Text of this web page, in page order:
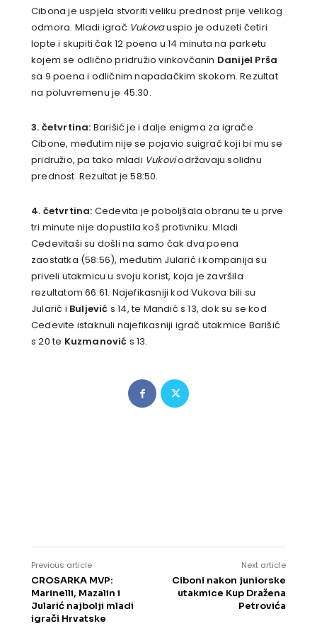
Cibona je uspjela stvoriti veliku prednost prije velikog
odmora. Mladi igrač Vukovauspio je oduzeti četiri
lopte i skupiti čak 12 poena u 14 minuta na parketu
kojem se odlično pridružio vinkovčanin Danijel Prša
sa 9 poena i odličnim napadačkim skokom. Rezultat
na poluvremenu je 45:30.
3. četvrtina: Barišić je i dalje enigma za igrače
Cibone, međutim nije se pojavio suigrač koji bi mu se
pridružio, pa tako mladi Vukoviodržavaju solidnu
prednost. Rezultat je 58:50.
4. četvrtina: Cedevita je poboljšala obranu te u prve
tri minute nije dopustila koš protivniku. Mladi
Cedevitaši su došli na samo čak dva poena
zaostatka (58:56), međutim Jularić i kompanija su
priveli utakmicu u svoju korist, koja je završila
rezultatom 66:61. Najefikasniji kod Vukova bili su
Jularić i Buljević s 14, te Mandić s 13, dok su se kod
Cedevite istaknuli najefikasniji igrač utakmice Barišić
s 20 te Kuzmanović s 13.
Previous article
CROSARKA MVP:
Marinelli, Mazalin i
Jularić najbolji mladi
igrači Hrvatske
Next article
Ciboni nakon juniorske
utakmice Kup Dražena
Petrovića